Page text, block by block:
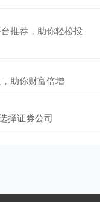
推荐，助你轻松投
助你财富倍增
择证券公司